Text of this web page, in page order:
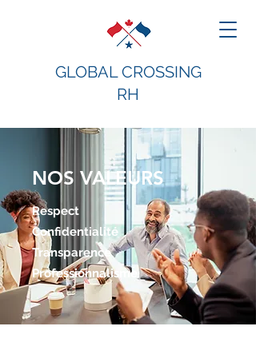
GLOBAL CROSSING
RH
NOS VALEURS
Respect
Confidentialité
Transparence
Professionnalisme